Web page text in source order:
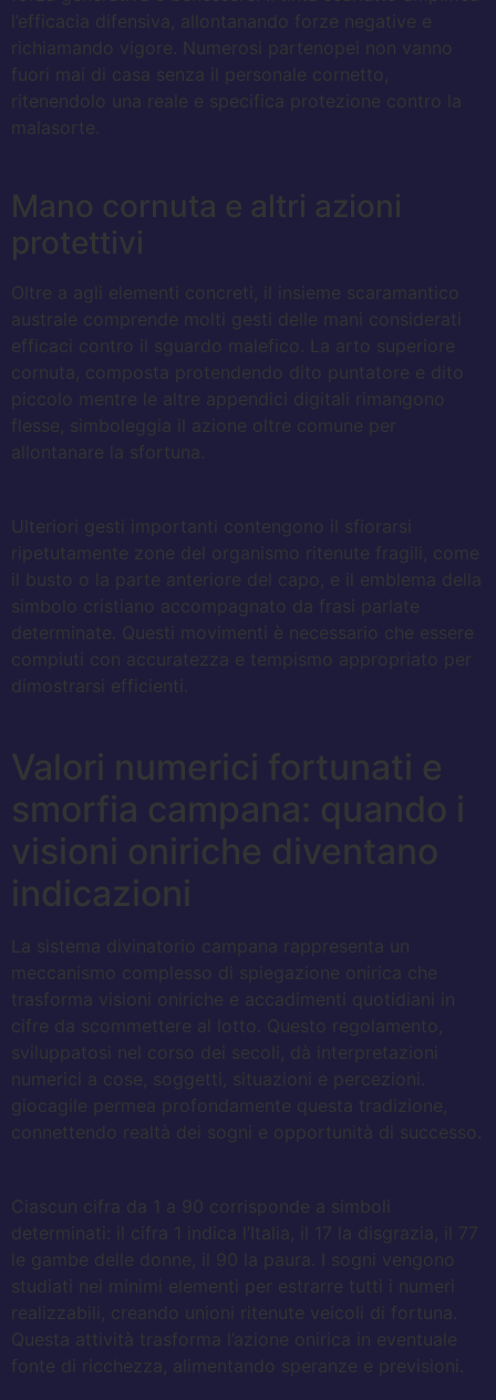
l’efficacia difensiva, allontanando forze negative e
richiamando vigore. Numerosi partenopei non vanno
fuori mai di casa senza il personale cornetto,
ritenendolo una reale e specifica protezione contro la
malasorte.
Mano cornuta e altri azioni
protettivi
Oltre a agli elementi concreti, il insieme scaramantico
australe comprende molti gesti delle mani considerati
efficaci contro il sguardo malefico. La arto superiore
cornuta, composta protendendo dito puntatore e dito
piccolo mentre le altre appendici digitali rimangono
flesse, simboleggia il azione oltre comune per
allontanare la sfortuna.
Ulteriori gesti importanti contengono il sfiorarsi
ripetutamente zone del organismo ritenute fragili, come
il busto o la parte anteriore del capo, e il emblema della
simbolo cristiano accompagnato da frasi parlate
determinate. Questi movimenti è necessario che essere
compiuti con accuratezza e tempismo appropriato per
dimostrarsi efficienti.
Valori numerici fortunati e
smorfia campana: quando i
visioni oniriche diventano
indicazioni
La sistema divinatorio campana rappresenta un
meccanismo complesso di spiegazione onirica che
trasforma visioni oniriche e accadimenti quotidiani in
cifre da scommettere al lotto. Questo regolamento,
sviluppatosi nel corso dei secoli, dà interpretazioni
numerici a cose, soggetti, situazioni e percezioni.
giocagile permea profondamente questa tradizione,
connettendo realtà dei sogni e opportunità di successo.
Ciascun cifra da 1 a 90 corrisponde a simboli
determinati: il cifra 1 indica l’Italia, il 17 la disgrazia, il 77
le gambe delle donne, il 90 la paura. I sogni vengono
studiati nei minimi elementi per estrarre tutti i numeri
realizzabili, creando unioni ritenute veicoli di fortuna.
Questa attività trasforma l’azione onirica in eventuale
fonte di ricchezza, alimentando speranze e previsioni.